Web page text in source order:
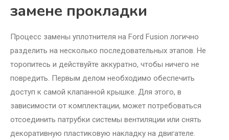
замене прокладки
Процесс замены уплотнителя на Ford Fusion логично
разделить на несколько последовательных этапов. Не
торопитесь и действуйте аккуратно, чтобы ничего не
повредить. Первым делом необходимо обеспечить
доступ к самой клапанной крышке. Для этого, в
зависимости от комплектации, может потребоваться
отсоединить патрубки системы вентиляции или снять
декоративную пластиковую накладку на двигателе.